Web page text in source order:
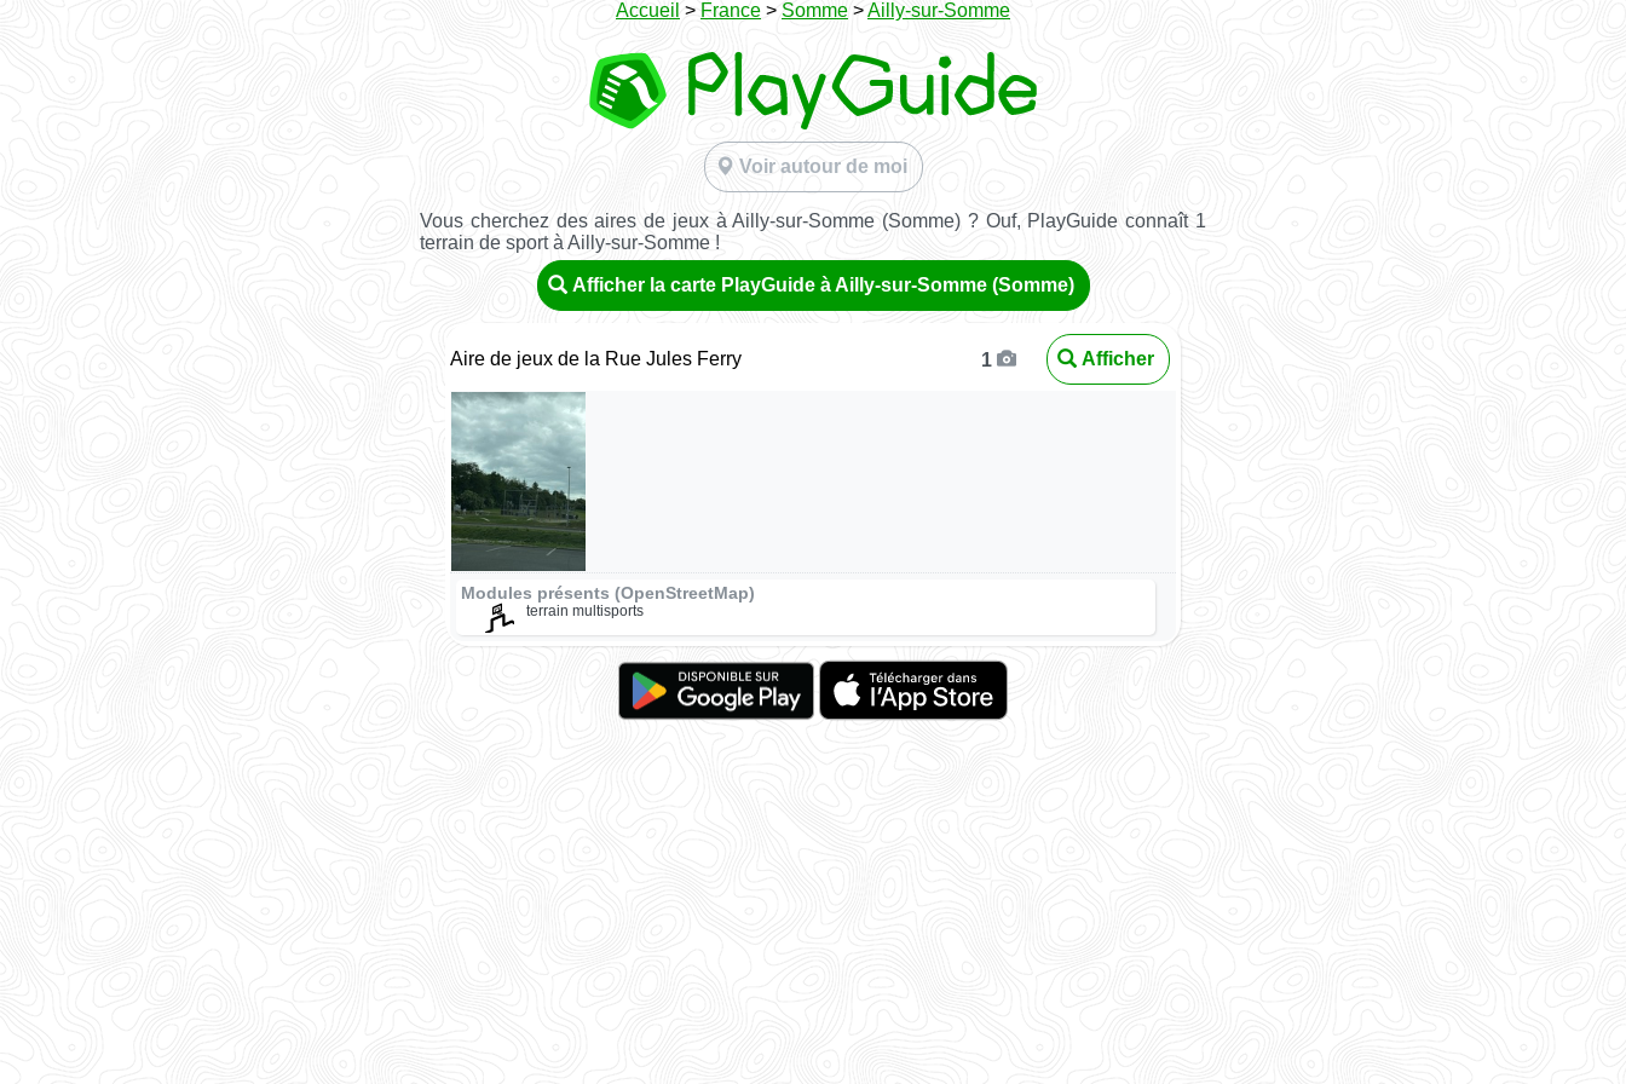
Accueil > France > Somme >Ailly-sur-Somme
Voir autour de moi
Vous cherchez des aires de jeux à Ailly-sur-Somme (Somme) ? Ouf, PlayGuide connaît 1
terrain de sport à Ailly-sur-Somme !
Afficher la carte PlayGuide à Ailly-sur-Somme (Somme)
Aire de jeux de la Rue Jules Ferry 1 Afficher
Modules présents (OpenStreetMap)
terrain multisports